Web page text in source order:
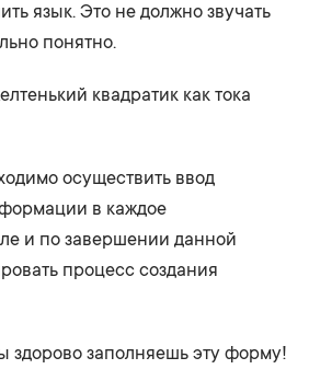
язык. Это не должно звучать
понятно.
квадратик как тока
осуществить ввод
в каждое
и по завершении данной
процесс создания
здорово заполняешь эту форму!